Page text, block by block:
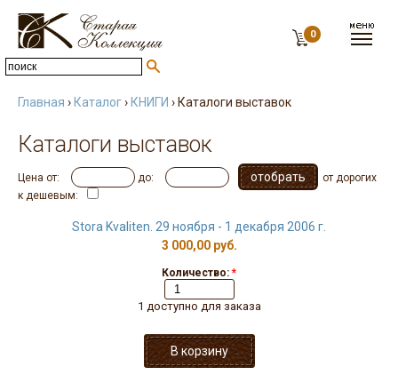
0
Главная › Каталог› КНИГИ › Каталоги выставок
Каталоги выставок
Цена от: до:
от дорогих
к дешевым:
Stora Kvaliten. 29 ноября - 1 декабря 2006 г.
3 000,00 руб.
Количество: *
1 доступно для заказа